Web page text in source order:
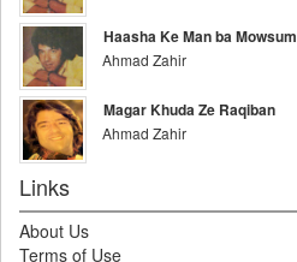
Haasha Ke Man ba Mowsum
Ahmad Zahir
Magar Khuda Ze Raqiban
Ahmad Zahir
Links
About Us
Terms of Use